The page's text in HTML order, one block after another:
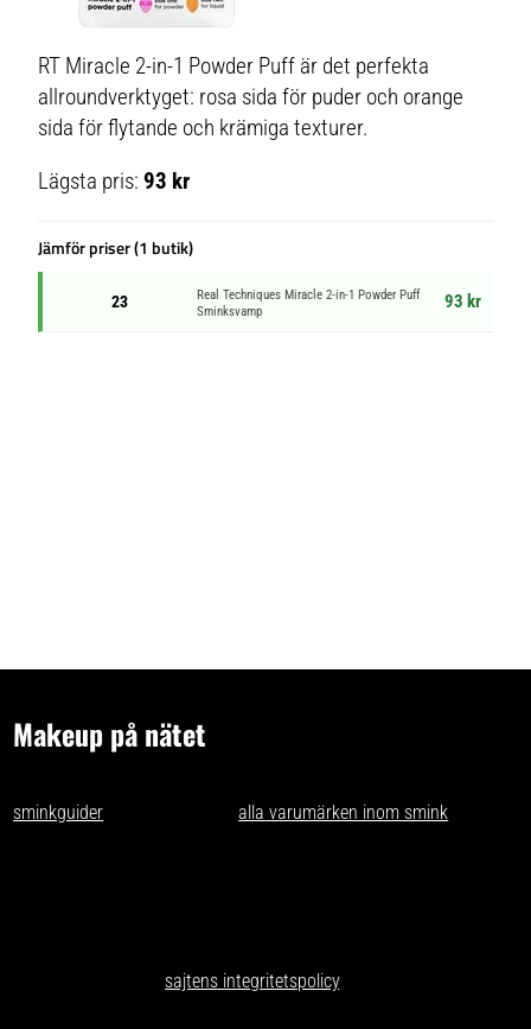
RT Miracle 2-in-1 Powder Puff är det perfekta
allroundverktyget: rosa sida för puder och orange
sida för flytande och krämiga texturer.
Lägsta pris:93 kr
Jämför priser (1 butik)
23
Real Techniques Miracle 2-in-1 Powder Puff
Sminksvamp
93 kr
Makeup på nätet
sminkguider och listar nästanalla varumärken inom smink
sajtens integritetspolicy.